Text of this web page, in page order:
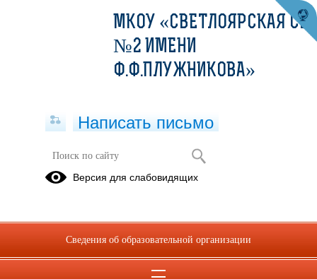
Основные сведения
Полное и сокращенное название лагеря:
Лагерь с дневным пребыванием детей "Солнышко";
МКОУ «СВЕТЛОЯРСКАЯ СШ
№2 ИМЕНИ
Ф.Ф.ПЛУЖНИКОВА»
Написать письмо
Версия для слабовидящих
Сведения об образовательной организации